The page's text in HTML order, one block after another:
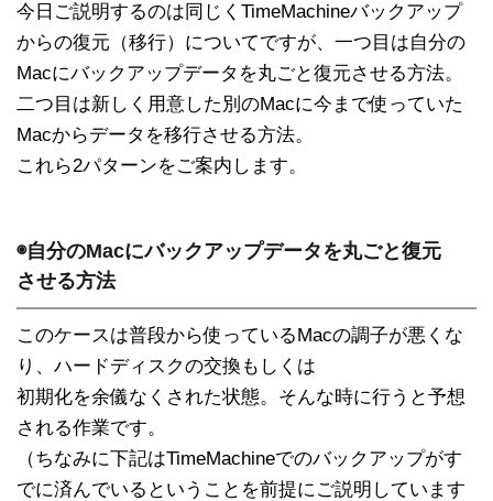
今日ご説明するのは同じくTimeMachineバックアップ
からの復元（移行）についてですが、一つ目は自分の
Macにバックアップデータを丸ごと復元させる方法。
二つ目は新しく用意した別のMacに今まで使っていた
Macからデータを移行させる方法。
これら2パターンをご案内します。
◉自分のMacにバックアップデータを丸ごと復元
させる方法
このケースは普段から使っているMacの調子が悪くな
り、ハードディスクの交換もしくは
初期化を余儀なくされた状態。そんな時に行うと予想
される作業です。
（ちなみに下記はTimeMachineでのバックアップがす
でに済んでいるということを前提にご説明しています